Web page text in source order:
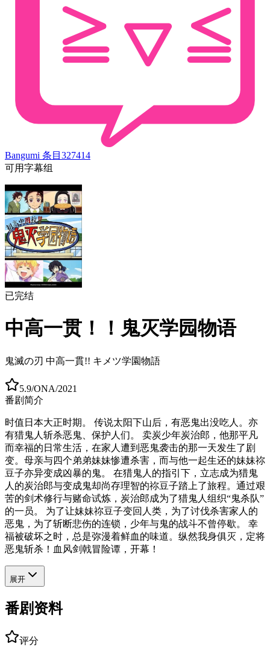
Bangumi 条目 327414
可用字幕组
已完结
中高一贯！！鬼灭学园物语
鬼滅の刃 中高一貫!! キメツ学園物語
5.9/ONA/2021
番剧简介
时值日本大正时期。 传说太阳下山后，有恶鬼出没吃人。亦
有猎鬼人斩杀恶鬼、保护人们。 卖炭少年炭治郎，他那平凡
而幸福的日常生活，在家人遭到恶鬼袭击的那一天发生了剧
变。母亲与四个弟弟妹妹惨遭杀害，而与他一起生还的妹妹祢
豆子亦异变成凶暴的鬼。 在猎鬼人的指引下，立志成为猎鬼
人的炭治郎与变成鬼却尚存理智的祢豆子踏上了旅程。通过艰
苦的剑术修行与赌命试炼，炭治郎成为了猎鬼人组织“鬼杀队”
的一员。 为了让妹妹祢豆子变回人类，为了讨伐杀害家人的
恶鬼，为了斩断悲伤的连锁，少年与鬼的战斗不曾停歇。 幸
福被破坏之时，总是弥漫着鲜血的味道。纵然我身俱灭，定将
恶鬼斩杀！血风剑戟冒险谭，开幕！
展开
番剧资料
评分